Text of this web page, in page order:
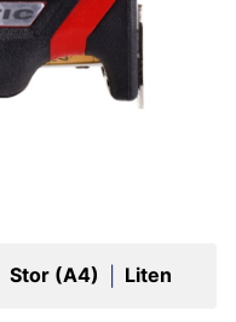
Stor (A4) Liten